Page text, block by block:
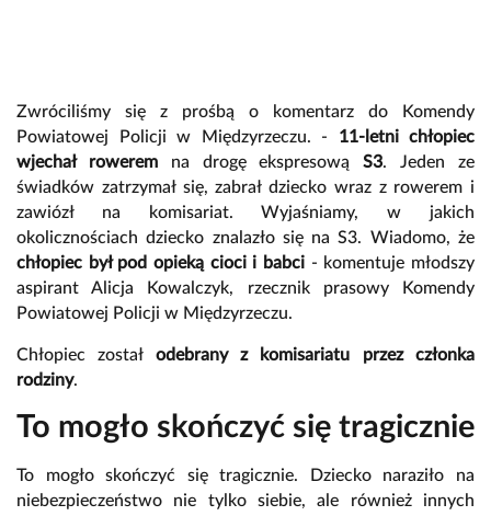
Zwróciliśmy się z prośbą o komentarz do Komendy
Powiatowej Policji w Międzyrzeczu. - 11-letni chłopiec
wjechał rowerem na drogę ekspresowąS3. Jeden ze
świadków zatrzymał się, zabrał dziecko wraz z rowerem i
zawiózł na komisariat. Wyjaśniamy, w jakich
okolicznościach dziecko znalazło się na S3. Wiadomo, że
chłopiec był pod opieką cioci i babci - komentuje młodszy
aspirant Alicja Kowalczyk, rzecznik prasowy Komendy
Powiatowej Policji w Międzyrzeczu.
Chłopiec został odebrany z komisariatu przez członka
rodziny.
To mogło skończyć się tragicznie
To mogło skończyć się tragicznie. Dziecko naraziło na
niebezpieczeństwo nie tylko siebie, ale również innych